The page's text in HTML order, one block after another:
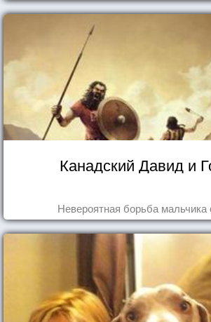
Канадский Давид и
Невероятная борьба мальчика